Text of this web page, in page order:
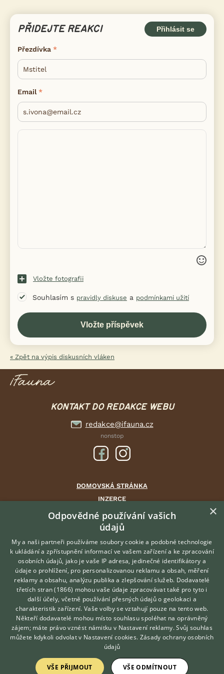
PŘIDEJTE REAKCI Přihlásit se
Přezdívka
Email
Vložte fotografii
Souhlasím s pravidly diskuse a podmínkami užití
« Zpět na výpis diskusních vláken
KONTAKT DO REDAKCE WEBU
redakce@ifauna.cz
nonstop
DOMOVSKÁ STRÁNKA
INZERCE
DISKUSE
ČLÁNKY
CHOVATELSKÉ STANICE
ATLAS
O nás
Kontakt
Možnosti zvýraznění inzerátů
Podmínky užití
Zpracování osobních údajů
Přihlášení
Registrace
Hledáte zvířecího kamaráda?
Zdarma vám poradí
VETERINÁŘ ONLINE
KONZULTOVAT S
VETERINÁŘEM
×
Odpovědné používání vašich
údajů
My a naši partneři používáme soubory cookie a podobné technologie
k ukládání a zpřístupnění informací ve vašem zařízení a ke zpracování
osobních údajů, jako je vaše IP adresa, jedinečné identifikátory a
údaje o prohlížení, pro personalizovanou reklamu a obsah, měření
reklamy a obsahu, analýzu publika a zlepšování služeb. Dodavatelé
třetích stran (1866) mohou vaše údaje zpracovávat také pro tyto i
další účely, včetně používání přesných údajů o geolokaci a
charakteristik zařízení. Vaše volby se vztahují pouze na tento web.
Někteří dodavatelé mohou místo souhlasu spoléhat na oprávněný
zájem; máte právo vznést námitku v Nastavení reklamy. Svůj souhlas
můžete kdykoli odvolat v Nastavení cookies. Zásady ochrany osobních
údajů
VŠE PŘIJMOUT VŠE ODMÍTNOUT